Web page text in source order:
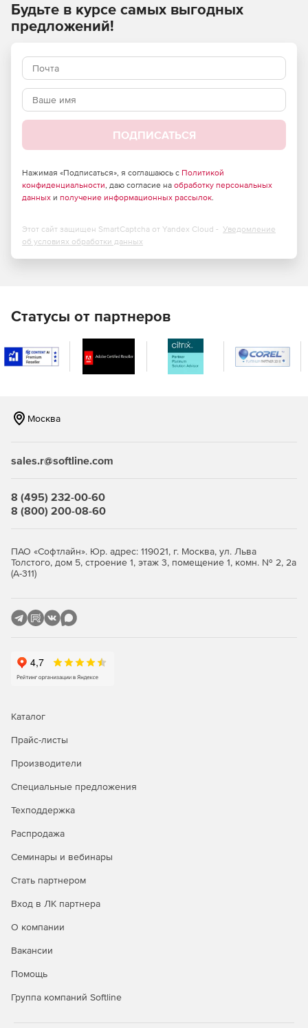
проектирования (САПР) и с любым фрезерным станоком с
ЧПУ. Ключевой особенностью DeskProto является его
простота использования даже при расчете самой
следовать указаниям встроенного помощника, опытные
пользователи могут самостоятельно изменить любые
настройки (двойной интерфейс пользователя).
Будьте в курсе самых выгодных
предложений!
ПОДПИСАТЬСЯ
Нажимая «Подписаться», я соглашаюсь с Политикой
конфиденциальности, даю согласие на обработку персональных
данных и получение информационных рассылок.
Этот сайт защищен SmartCaptcha от Yandex Cloud - Уведомление
об условиях обработки данных
Статусы от партнеров
Москва
sales.r@softline.com
8 (495) 232-00-60
8 (800) 200-08-60
ПАО «Софтлайн». Юр. адрес: 119021, г. Москва, ул. Льва
Толстого, дом 5, строение 1, этаж 3, помещение 1, комн. № 2, 2а
(А-311)
Каталог
Прайс-листы
Производители
Специальные предложения
Техподдержка
Распродажа
Семинары и вебинары
Стать партнером
Вход в ЛК партнера
О компании
Вакансии
Помощь
Группа компаний Softline